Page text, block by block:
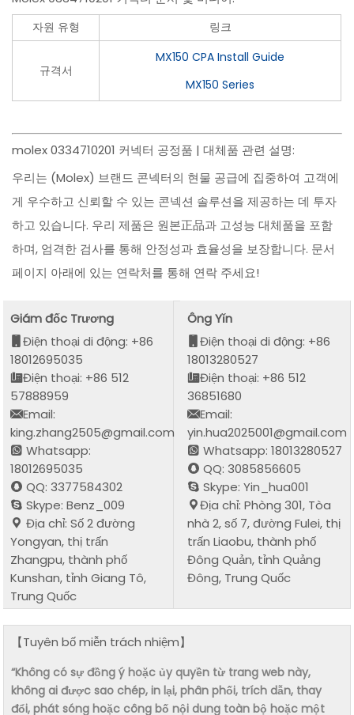
자원 유형 링크
규격서
MX150 CPA Install Guide
MX150 Series
molex 0334710201 커넥터 공정품 | 대체품 관련 설명:
우리는 (Molex) 브랜드 콘넥터의 현물 공급에 집중하여 고객에
게 우수하고 신뢰할 수 있는 콘넥션 솔루션을 제공하는 데 투자
하고 있습니다. 우리 제품은 원본正品과 고성능 대체품을 포함
하며, 엄격한 검사를 통해 안정성과 효율성을 보장합니다. 문서
페이지 아래에 있는 연락처를 통해 연락 주세요!
Giám đốc Trương
Điện thoại di động: +86
18012695035
Điện thoại: +86 512
57888959
Email:
king.zhang2505@gmail.com
Whatsapp:
18012695035
QQ: 3377584302
Skype: Benz_009
Địa chỉ: Số 2 đường
Yongyan, thị trấn
Zhangpu, thành phố
Kunshan, tỉnh Giang Tô,
Trung Quốc
Ông Yǐn
Điện thoại di động: +86
18013280527
Điện thoại: +86 512
36851680
Email:
yin.hua2025001@gmail.com
Whatsapp: 18013280527
QQ: 3085856605
Skype: Yin_hua001
Địa chỉ: Phòng 301, Tòa
nhà 2, số 7, đường Fulei, thị
trấn Liaobu, thành phố
Đông Quản, tỉnh Quảng
Đông, Trung Quốc
【Tuyên bố miễn trách nhiệm】
“Không có sự đồng ý hoặc ủy quyền từ trang web này,
không ai được sao chép, in lại, phân phối, trích dẫn, thay
đổi, phát sóng hoặc công bố nội dung toàn bộ hoặc một